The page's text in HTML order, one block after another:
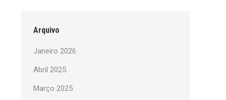
Arquivo
Janeiro 2026
Abril 2025
Março 2025